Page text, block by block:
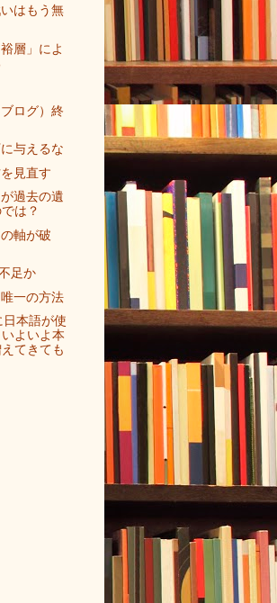
はもう無
層」によ
ログ）終
与えるな
見直す
過去の遺
は？
軸が破
足か
一の方法
本語が使
よいよ本
てきても